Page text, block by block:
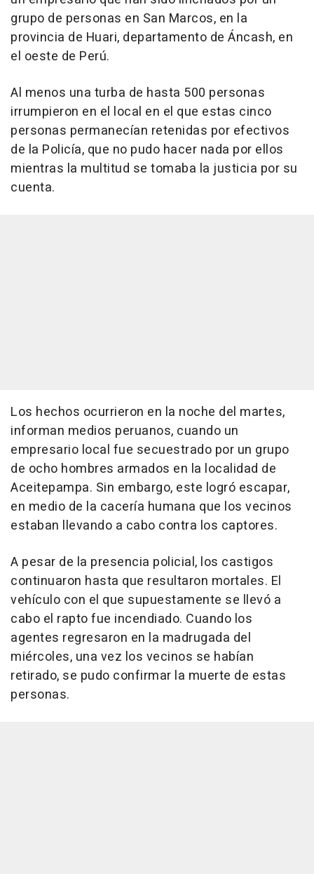
grupo de personas en San Marcos, en la
provincia de Huari, departamento de Áncash, en
el oeste de Perú.
Al menos una turba de hasta 500 personas
irrumpieron en el local en el que estas cinco
personas permanecían retenidas por efectivos
de la Policía, que no pudo hacer nada por ellos
mientras la multitud se tomaba la justicia por su
cuenta.
Los hechos ocurrieron en la noche del martes,
informan medios peruanos, cuando un
empresario local fue secuestrado por un grupo
de ocho hombres armados en la localidad de
Aceitepampa. Sin embargo, este logró escapar,
en medio de la cacería humana que los vecinos
estaban llevando a cabo contra los captores.
A pesar de la presencia policial, los castigos
continuaron hasta que resultaron mortales. El
vehículo con el que supuestamente se llevó a
cabo el rapto fue incendiado. Cuando los
agentes regresaron en la madrugada del
miércoles, una vez los vecinos se habían
retirado, se pudo confirmar la muerte de estas
personas.